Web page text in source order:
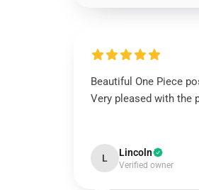
Beautiful One Piece
Very pleased with the
L Lincoln
Verified owner